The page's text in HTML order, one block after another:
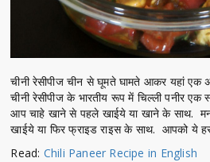
चीनी रेसीपीज चीन से घूमते घामते आकर यहां एक
चीनी रेसीपीज के भारतीय रूप में चिल्ली पनीर एक
आप चाहे खाने से पहले खाईये या खाने के साथ.
खाईये या फिर फ्राइड राइस के साथ. आपको ये
Read: Chili Paneer Recipe in English